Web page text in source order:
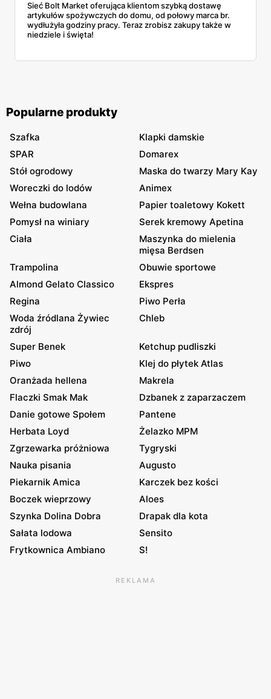
Sieć Bolt Market oferująca klientom szybką dostawę
artykułów spożywczych do domu, od połowy marca br.
wydłużyła godziny pracy. Teraz zrobisz zakupy także w
niedziele i święta!
Popularne produkty
Szafka
Klapki damskie
SPAR
Domarex
Stół ogrodowy
Maska do twarzy Mary Kay
Woreczki do lodów
Animex
Wełna budowlana
Papier toaletowy Kokett
Pomysł na winiary
Serek kremowy Apetina
Ciała
Maszynka do mielenia
mięsa Berdsen
Trampolina
Obuwie sportowe
Almond Gelato Classico
Ekspres
Regina
Piwo Perła
Woda źródlana Żywiec
zdrój
Chleb
Super Benek
Ketchup pudliszki
Piwo
Klej do płytek Atlas
Oranżada hellena
Makrela
Flaczki Smak Mak
Dzbanek z zaparzaczem
Danie gotowe Społem
Pantene
Herbata Loyd
Żelazko MPM
Zgrzewarka próżniowa
Tygryski
Nauka pisania
Augusto
Piekarnik Amica
Karczek bez kości
Boczek wieprzowy
Aloes
Szynka Dolina Dobra
Drapak dla kota
Sałata lodowa
Sensito
Frytkownica Ambiano
S!
REKLAMA